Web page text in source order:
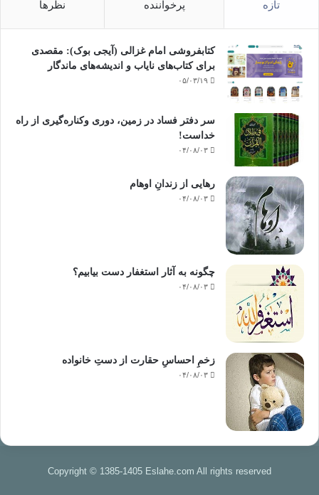
تازه پرخواننده نظرها
کتابفروشی امام غزالی (آیجی بوک): مقصدی
برای کتاب‌های نایاب و اندیشه‌های ماندگار
۰۵/۰۳/۱۹
سر دفتر فساد در زمین‌، دوری وکناره‌گیری از راه
خداست‌!
۰۴/۰۸/۰۳
رهایی از زندانِ اوهام
۰۴/۰۸/۰۳
چگونه به آثار استغفار دست بیابیم؟
۰۴/۰۸/۰۳
زخمِ احساسِ حقارت از دستِ خانواده
۰۴/۰۸/۰۳
Copyright © 1385-1405 Eslahe.com All rights reserved